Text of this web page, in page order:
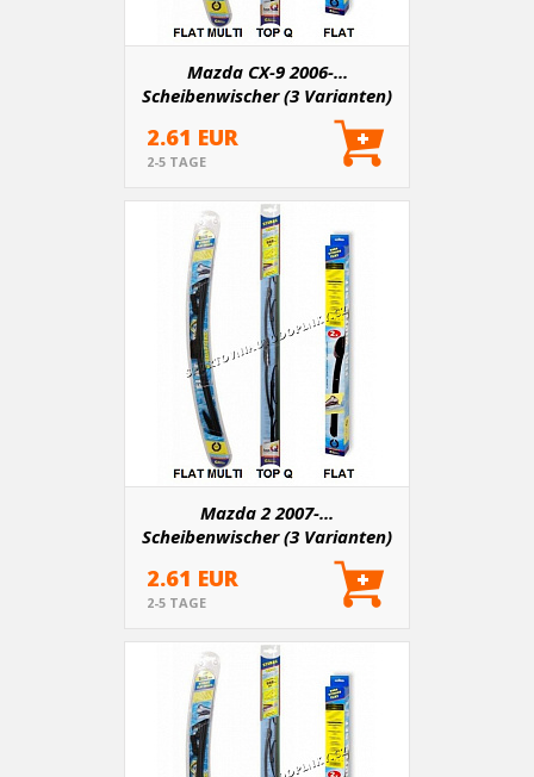
Mazda CX-9 2006-...
Scheibenwischer (3 Varianten)
2.61 EUR
2-5 TAGE
Mazda 2 2007-...
Scheibenwischer (3 Varianten)
2.61 EUR
2-5 TAGE